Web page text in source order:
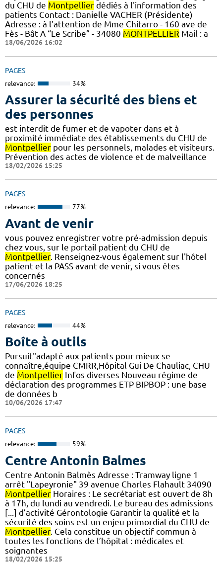
du CHU de Montpellier dédiés à l'information des
patients Contact : Danielle VACHER (Présidente)
Adresse : à l'attention de Mme Chitarro - 160 ave de
Fès - Bât A “Le Scribe” - 34080 MONTPELLIER Mail : a
18/06/2026 16:02
PAGES
relevance: 34%
Assurer la sécurité des biens et
des personnes
est interdit de fumer et de vapoter dans et à
proximité immédiate des établissements du CHU de
Montpellier pour les personnels, malades et visiteurs.
Prévention des actes de violence et de malveillance
18/02/2026 15:25
PAGES
relevance: 77%
Avant de venir
vous pouvez enregistrer votre pré-admission depuis
chez vous, sur le portail patient du CHU de
Montpellier. Renseignez-vous également sur l'hôtel
patient et la PASS avant de venir, si vous êtes
concernés
17/06/2026 18:25
PAGES
relevance: 44%
Boîte à outils
Pursuit"adapté aux patients pour mieux se
connaître,équipe CMRR,Hôpital Gui De Chauliac, CHU
de Montpellier Infos diverses Nouveau régime de
déclaration des programmes ETP BIPBOP : une base
de données b
10/06/2026 17:47
PAGES
relevance: 59%
Centre Antonin Balmes
Centre Antonin Balmès Adresse : Tramway ligne 1
arrêt "Lapeyronie" 39 avenue Charles Flahault 34090
Montpellier Horaires : Le secrétariat est ouvert de 8h
à 17h, du lundi au vendredi. Le bureau des admissions
[...] d’activité Gérontologie Garantir la qualité et la
sécurité des soins est un enjeu primordial du CHU de
Montpellier. Cela constitue un objectif commun à
toutes les fonctions de l’hôpital : médicales et
soignantes
18/02/2026 15:25